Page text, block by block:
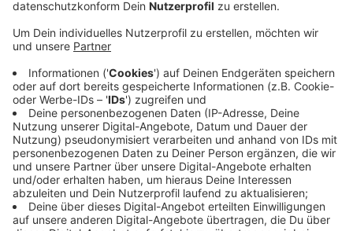
Veröffentlicht:Donnerstag, 23.07.2020 05:20
Anzeige
Dazu gehören zum Beispiel Hockey, Taekwondo,
Boxen und Fechten. Mitmachen können Kinder und
Jugendliche zwischen 6 und 14 Jahren. Man muss sich
nur vorher online anmelden, da die Plätze begrenzt
sind. Bis Anfang August gibt es noch weitere